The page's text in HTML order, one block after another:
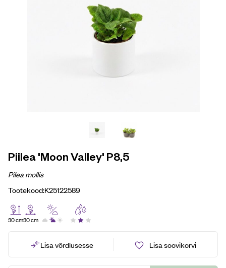
Piilea 'Moon Valley' P8,5
Pilea mollis
Tootekood:K25122589
30 cm30 cm
Lisa võrdlusesse Lisa soovikorvi